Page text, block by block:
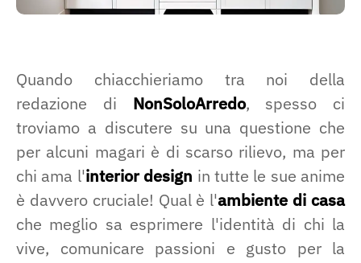
Quando chiacchieriamo tra noi della
redazione di NonSoloArredo, spesso ci
troviamo a discutere su una questione che
per alcuni magari è di scarso rilievo, ma per
chi ama l'interior design in tutte le sue anime
è davvero cruciale! Qual è l'ambiente di casa
che meglio sa esprimere l'identità di chi la
vive, comunicare passioni e gusto per la